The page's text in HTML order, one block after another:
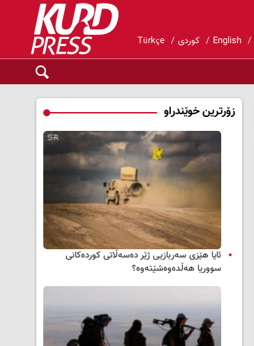
English کوردی Türkçe
زۆرترین خوێندراو
ئایا هێزی سەربازیی ژێر دەسەڵاتی کوردەکانی
سووریا هەڵدەوەشێتەوە؟